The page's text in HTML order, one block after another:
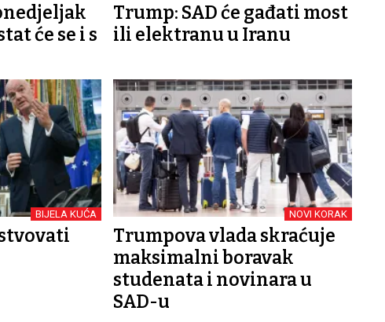
će se i s
Trump: SAD će gađati most
ili elektranu u Iranu
BIJELA KUĆA NOVI KORAK
Trumpova vlada skraćuje
maksimalni boravak
studenata i novinara u
SAD-u